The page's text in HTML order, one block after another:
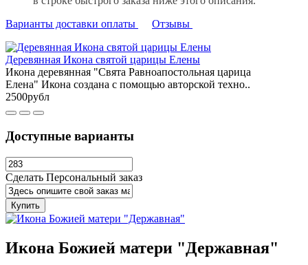
Варианты доставки оплаты
Отзывы
Деревянная Икона святой царицы Елены
Икона деревянная "Свята Равноапостольная царица
Елена" Икона создана с помощью авторской техно..
2500рубл
Доступные варианты
Сделать Персональный заказ
Купить
Икона Божией матери "Державная"